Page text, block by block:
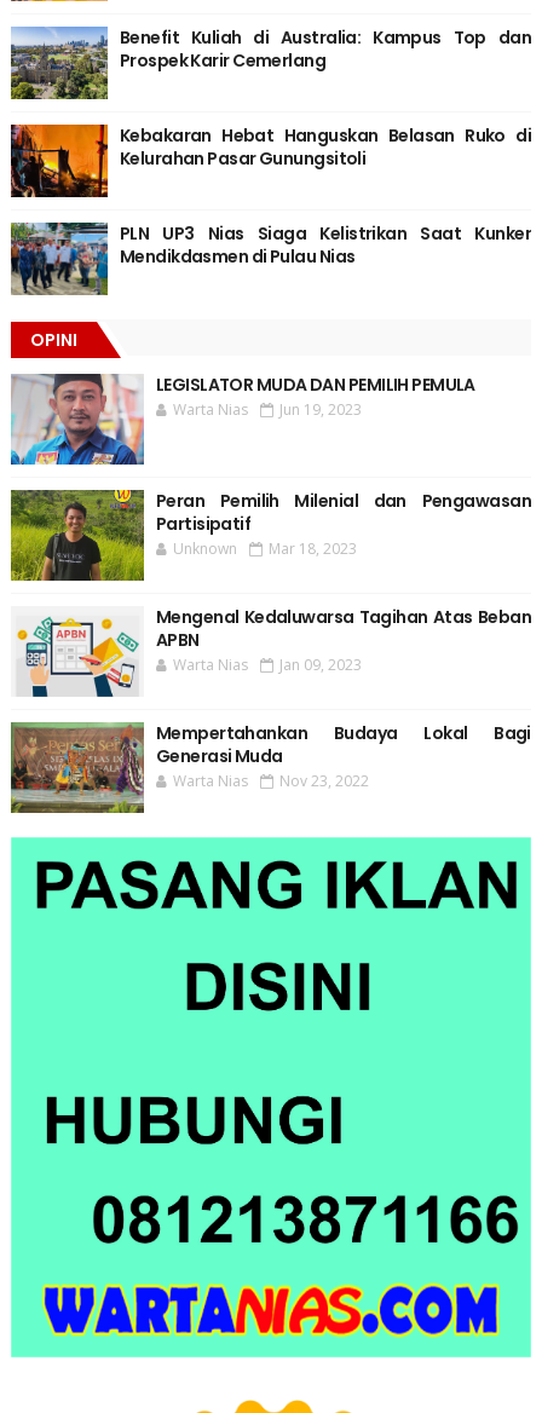
Benefit Kuliah di Australia: Kampus Top dan
Prospek Karir Cemerlang
Kebakaran Hebat Hanguskan Belasan Ruko di
Kelurahan Pasar Gunungsitoli
PLN UP3 Nias Siaga Kelistrikan Saat Kunker
Mendikdasmen di Pulau Nias
OPINI
LEGISLATOR MUDA DAN PEMILIH PEMULA
Warta Nias Jun 19, 2023
Peran Pemilih Milenial dan Pengawasan
Partisipatif
Unknown Mar 18, 2023
Mengenal Kedaluwarsa Tagihan Atas Beban
APBN
Warta Nias Jan 09, 2023
Mempertahankan Budaya Lokal Bagi
Generasi Muda
Warta Nias Nov 23, 2022